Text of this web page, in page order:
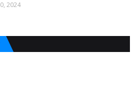
2024